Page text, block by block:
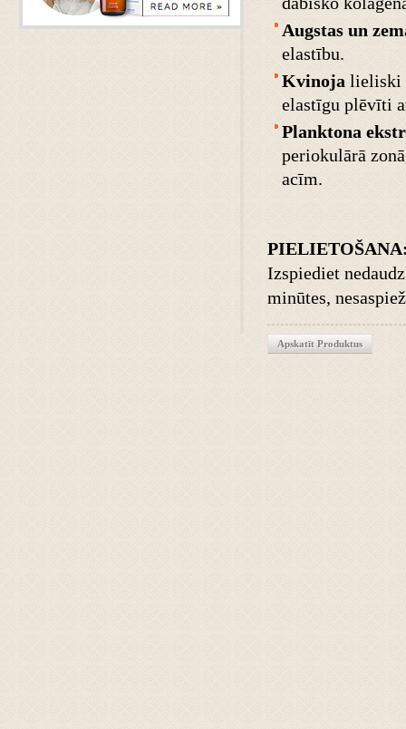
Augstas un
elastību.
Kvinoja lieliski
elastīgu plēvīti
Planktona
periokulārā
acīm.
Izspiediet
minūtes,
Apskatīt Produktus